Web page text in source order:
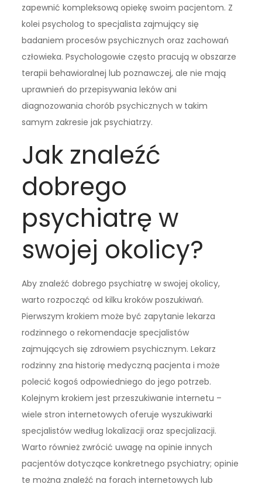
zapewnić kompleksową opiekę swoim pacjentom. Z
kolei psycholog to specjalista zajmujący się
badaniem procesów psychicznych oraz zachowań
człowieka. Psychologowie często pracują w obszarze
terapii behawioralnej lub poznawczej, ale nie mają
uprawnień do przepisywania leków ani
diagnozowania chorób psychicznych w takim
samym zakresie jak psychiatrzy.
Jak znaleźć
dobrego
psychiatrę w
swojej okolicy?
Aby znaleźć dobrego psychiatrę w swojej okolicy,
warto rozpocząć od kilku kroków poszukiwań.
Pierwszym krokiem może być zapytanie lekarza
rodzinnego o rekomendacje specjalistów
zajmujących się zdrowiem psychicznym. Lekarz
rodzinny zna historię medyczną pacjenta i może
polecić kogoś odpowiedniego do jego potrzeb.
Kolejnym krokiem jest przeszukiwanie internetu –
wiele stron internetowych oferuje wyszukiwarki
specjalistów według lokalizacji oraz specjalizacji.
Warto również zwrócić uwagę na opinie innych
pacjentów dotyczące konkretnego psychiatry; opinie
te można znaleźć na forach internetowych lub